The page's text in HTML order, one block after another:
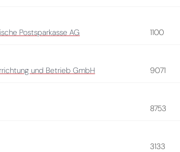
Postsparkasse AG 1100
und Betrieb GmbH 9071
8753
3133